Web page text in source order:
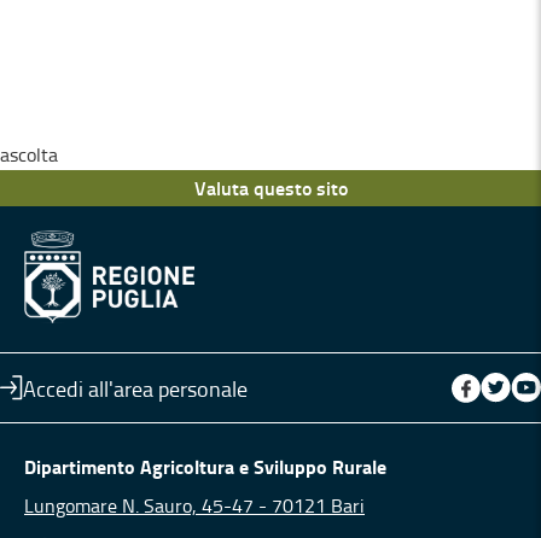
ascolta
Valuta questo sito
Accedi all'area personale
Dipartimento Agricoltura e Sviluppo Rurale
Lungomare N. Sauro, 45-47 - 70121 Bari